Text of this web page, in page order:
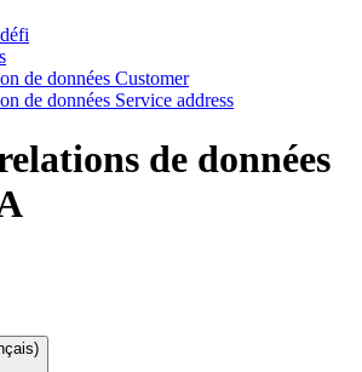
de données Customer
de données Service address
de données